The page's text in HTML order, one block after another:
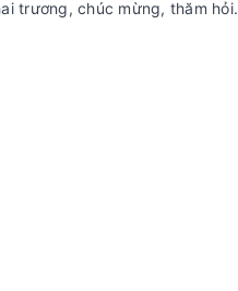
trương, chúc mừng, thăm hỏi.